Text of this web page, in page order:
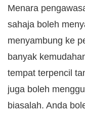
Menara
sahaja boleh
menyambung ke
banyak
tempat terpencil
juga boleh
biasalah. Anda